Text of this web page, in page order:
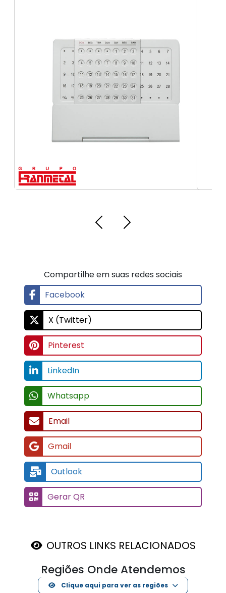
placas de sinalização profissional em braile
Compartilhe em suas redes sociais
Facebook
X (Twitter)
Pinterest
LinkedIn
Whatsapp
Email
Gmail
Outlook
Gerar QR
OUTROS LINKS RELACIONADOS
Regiões Onde Atendemos
Clique aqui para ver as regiões